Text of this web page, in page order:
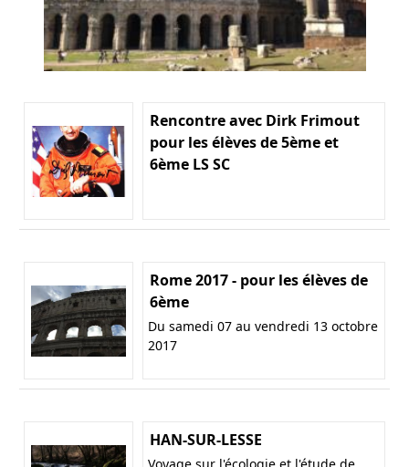
Rencontre avec Dirk Frimout
pour les élèves de 5ème et
6ème LS SC
Rome 2017 - pour les élèves de
6ème
Du samedi 07 au vendredi 13 octobre
2017
HAN-SUR-LESSE